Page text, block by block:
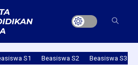
S1 Beasiswa S2 Beasiswa S3